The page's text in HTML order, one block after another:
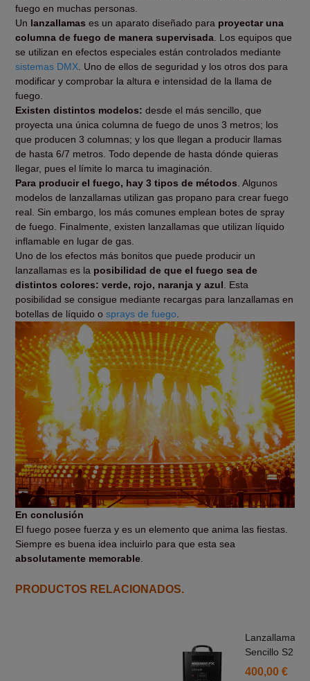
fuego en muchas personas.
Un lanzallamas es un aparato diseñado para proyectar una
columna de fuego de manera supervisada. Los equipos que
se utilizan en efectos especiales están controlados mediante
sistemas DMX. Uno de ellos de seguridad y los otros dos para
modificar y comprobar la altura e intensidad de la llama de
fuego.
Existen distintos modelos: desde el más sencillo, que
proyecta una única columna de fuego de unos 3 metros; los
que producen 3 columnas; y los que llegan a producir llamas
de hasta 6/7 metros. Todo depende de hasta dónde quieras
llegar, pues el límite lo marca tu imaginación.
Para producir el fuego, hay 3 tipos de métodos . Algunos
modelos de lanzallamas utilizan gas propano para crear fuego
real. Sin embargo, los más comunes emplean botes de spray
de fuego. Finalmente, existen lanzallamas que utilizan líquido
inflamable en lugar de gas.
Uno de los efectos más bonitos que puede producir un
lanzallamas es la posibilidad de que el fuego sea de
distintos colores: verde, rojo, naranja y azul . Esta
posibilidad se consigue mediante recargas para lanzallamas en
botellas de líquido o sprays de fuego
En conclusión
El fuego posee fuerza y es un elemento que anima las fiestas.
Siempre es buena idea incluirlo para que esta sea
absolutamente memorable.
PRODUCTOS RELACIONADOS.
Lanzallamas
Sencillo S2
400,00 €